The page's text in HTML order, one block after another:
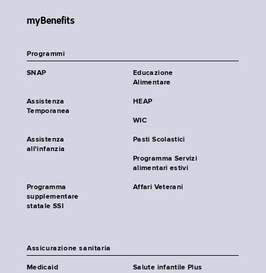
myBenefits
Programmi
SNAP
Educazione
Alimentare
Assistenza
Temporanea
HEAP
WIC
Assistenza
all'infanzia
Pasti Scolastici
Programma Servizi
alimentari estivi
Programma
supplementare
statale SSI
Affari Veterani
Assicurazione sanitaria
Medicaid
Salute infantile Plus